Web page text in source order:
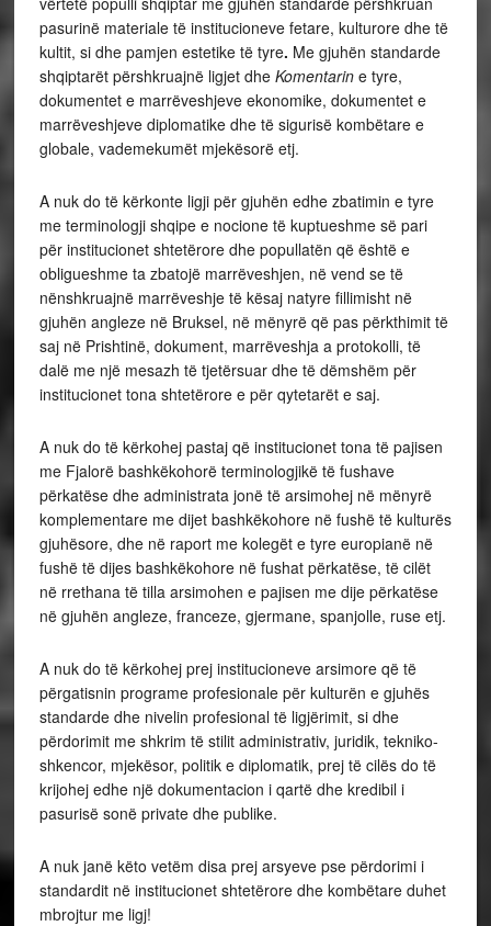
pasurinë materiale të institucioneve fetare, kulturore dhe të
kultit, si dhe pamjen estetike të tyre. Me gjuhën standarde
shqiptarët përshkruajnë ligjet dhe Komentarine tyre,
dokumentet e marrëveshjeve ekonomike, dokumentet e
marrëveshjeve diplomatike dhe të sigurisë kombëtare e
globale, vademekumët mjekësorë etj.
A nuk do të kërkonte ligji për gjuhën edhe zbatimin e tyre
me terminologji shqipe e nocione të kuptueshme së pari
për institucionet shtetërore dhe popullatën që është e
obligueshme ta zbatojë marrëveshjen, në vend se të
nënshkruajnë marrëveshje të kësaj natyre fillimisht në
gjuhën angleze në Bruksel, në mënyrë që pas përkthimit të
saj në Prishtinë, dokument, marrëveshja a protokolli, të
dalë me një mesazh të tjetërsuar dhe të dëmshëm për
institucionet tona shtetërore e për qytetarët e saj.
A nuk do të kërkohej pastaj që institucionet tona të pajisen
me Fjalorë bashkëkohorë terminologjikë të fushave
përkatëse dhe administrata jonë të arsimohej në mënyrë
komplementare me dijet bashkëkohore në fushë të kulturës
gjuhësore, dhe në raport me kolegët e tyre europianë në
fushë të dijes bashkëkohore në fushat përkatëse, të cilët
në rrethana të tilla arsimohen e pajisen me dije përkatëse
në gjuhën angleze, franceze, gjermane, spanjolle, ruse etj.
A nuk do të kërkohej prej institucioneve arsimore që të
përgatisnin programe profesionale për kulturën e gjuhës
standarde dhe nivelin profesional të ligjërimit, si dhe
përdorimit me shkrim të stilit administrativ, juridik, tekniko-
shkencor, mjekësor, politik e diplomatik, prej të cilës do të
krijohej edhe një dokumentacion i qartë dhe kredibil i
pasurisë sonë private dhe publike.
A nuk janë këto vetëm disa prej arsyeve pse përdorimi i
standardit në institucionet shtetërore dhe kombëtare duhet
mbrojtur me ligj!